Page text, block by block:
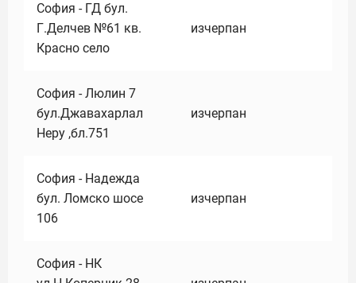
София - ГД бул.
Г.Делчев №61 кв.
Красно село
изчерпан
София - Люлин 7
бул.Джавахарлал
Неру ,бл.751
изчерпан
София - Надежда
бул. Ломско шосе
106
изчерпан
София - НК